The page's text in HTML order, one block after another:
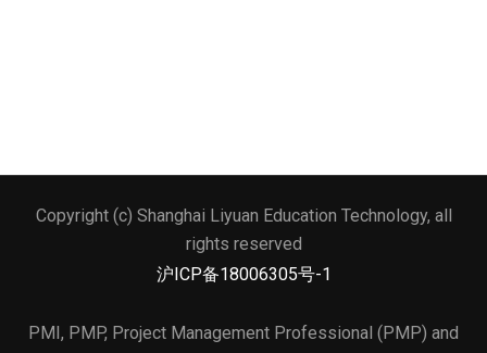
文本标题
Copyright (c) Shanghai Liyuan Education Technology, all
rights reserved
沪ICP备18006305号-1
PMI, PMP, Project Management Professional (PMP) and